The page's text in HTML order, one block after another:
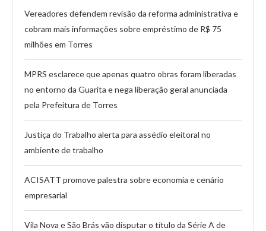
Vereadores defendem revisão da reforma administrativa e
cobram mais informações sobre empréstimo de R$ 75
milhões em Torres
MPRS esclarece que apenas quatro obras foram liberadas
no entorno da Guarita e nega liberação geral anunciada
pela Prefeitura de Torres
Justiça do Trabalho alerta para assédio eleitoral no
ambiente de trabalho
ACISATT promove palestra sobre economia e cenário
empresarial
Vila Nova e São Brás vão disputar o título da Série A de